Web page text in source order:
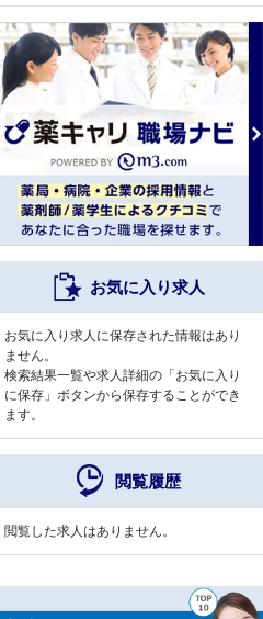
お気に入り求人
お気に入り求人に保存された情報はあり
ません。
検索結果一覧や求人詳細の「お気に入り
に保存」ボタンから保存することができ
ます。
閲覧履歴
閲覧した求人はありません。